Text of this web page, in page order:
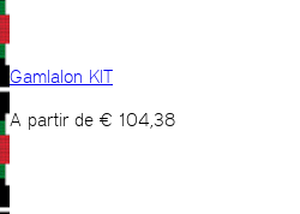
Gamlalon KIT
A partir de € 104,38